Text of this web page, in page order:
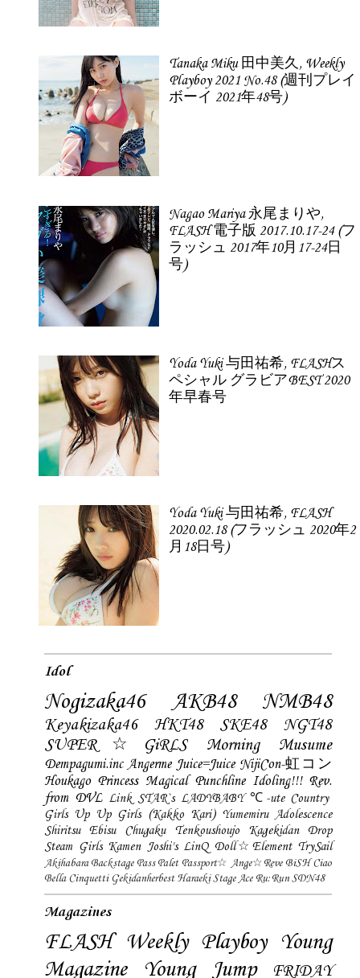
Tanaka Miku 田中美久, Weekly
Playboy 2021 No.48 (週刊プレイ
ボーイ 2021年48号)
Nagao Mariya 永尾まりや,
FLASH 電子版 2017.10.17-24 (フ
ラッシュ 2017年10月17-24日
号)
Yoda Yuki 与田祐希, FLASHス
ペシャル グラビアBEST 2020
年早春号
Yoda Yuki 与田祐希, FLASH
2020.02.18 (フラッシュ 2020年2
月18日号)
Idol
Nogizaka46 AKB48 NMB48
Keyakizaka46 HKT48 SKE48
NGT48
SUPER☆GiRLS
Morning Musume
Dempagumi.inc Angerme Juice=Juice NijiCon-虹コン
Houkago Princess Magical Punchline Idoling!!! Rev.
from DVL Link STAR`s LADYBABY ℃-ute Country
Girls Up Up Girls (Kakko Kari) Yumemiru Adolescence
Shiritsu Ebisu Chugaku
Tenkoushoujo Kagekidan
Drop
Steam Girls Kamen Joshi's LinQ Doll☆Element TrySail
Akihabara Backstage Pass Palet Passport☆ Ange☆Reve BiSH Ciao
Bella Cinquetti Gekidanherbest Haraeki Stage Ace Ru:Run SDN48
Magazines
FLASH Weekly Playboy Young
Magazine
Young Jump FRIDAY